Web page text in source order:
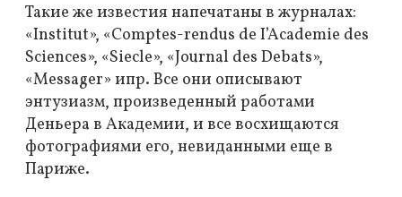
Такие же известия напечатаны в журналах:
«Institut», «Comptes-rendus de I’Academie des
Sciences», «Siecle», «Journal des Debats»,
«Messager» ипр. Все они описывают
энтузиазм, произведенный работами
Деньера в Академии, и все восхищаются
фотографиями его, невиданными еще в
Париже.